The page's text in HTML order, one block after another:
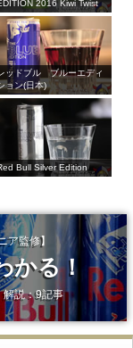
2016 Kiwi Twist
ッドブル ブルーエディ
ョン(日本)
Bull Silver Edition
ア監修】
かる！
解説：9記事